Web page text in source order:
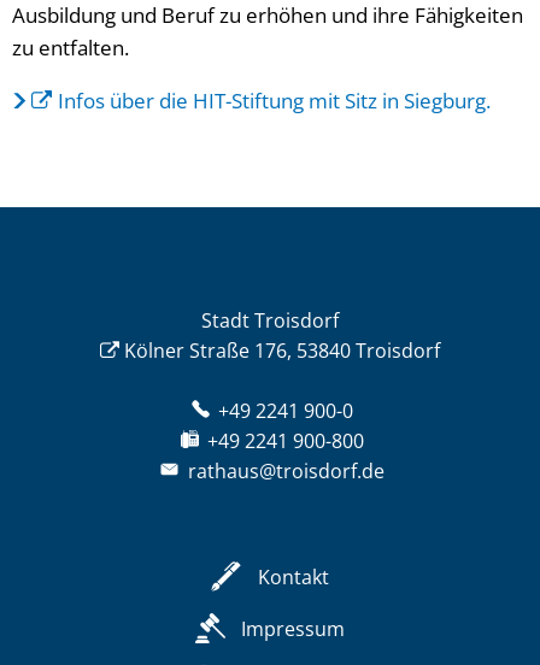
Ausbildung und Beruf zu erhöhen und ihre Fähigkeiten
zu entfalten.
Infos über die HIT-Stiftung mit Sitz in Siegburg.
Stadt Troisdorf
Kölner Straße 176, 53840 Troisdorf
+49 2241 900-0
+49 2241 900-800
rathaus@troisdorf.de
Kontakt
Impressum